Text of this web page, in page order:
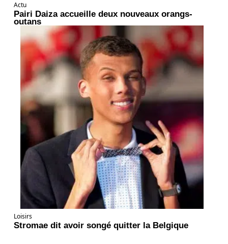
Actu
Pairi Daiza accueille deux nouveaux orangs-
outans
Loisirs
Stromae dit avoir songé quitter la Belgique